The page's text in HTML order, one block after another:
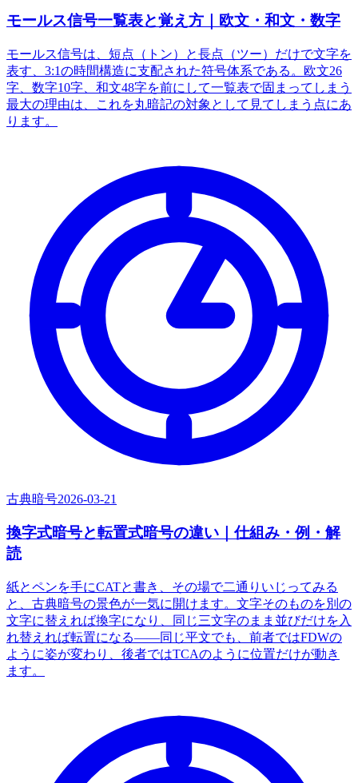
モールス信号一覧表と覚え方｜欧文・和文・数字
モールス信号は、短点（トン）と長点（ツー）だけで文字を
表す、3:1の時間構造に支配された符号体系である。欧文26
字、数字10字、和文48字を前にして一覧表で固まってしまう
最大の理由は、これを丸暗記の対象として見てしまう点にあ
ります。
古典暗号2026-03-21
換字式暗号と転置式暗号の違い｜仕組み・例・解
読
紙とペンを手にCATと書き、その場で二通りいじってみる
と、古典暗号の景色が一気に開けます。文字そのものを別の
文字に替えれば換字になり、同じ三文字のまま並びだけを入
れ替えれば転置になる――同じ平文でも、前者ではFDWの
ように姿が変わり、後者ではTCAのように位置だけが動き
ます。